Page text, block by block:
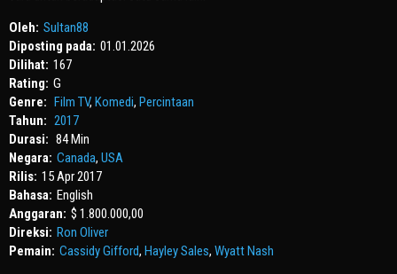
Oleh: Sultan88
Diposting pada: 01.01.2026
Dilihat: 167
Rating: G
Genre:
Film TV, Komedi, Percintaan
Tahun: 2017
Durasi: 84 Min
Negara: Canada, USA
Rilis: 15 Apr 2017
Bahasa: English
Anggaran: $ 1.800.000,00
Direksi: Ron Oliver
Pemain: Cassidy Gifford, Hayley Sales, Wyatt Nash